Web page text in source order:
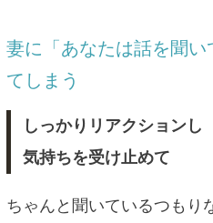
妻に「あなたは話を聞
てしまう
しっかりリアクションし
気持ちを受け止めて
ちゃんと聞いているつもり